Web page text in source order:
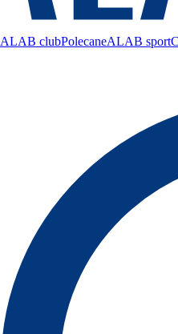
ALAB clubPolecaneALAB sport